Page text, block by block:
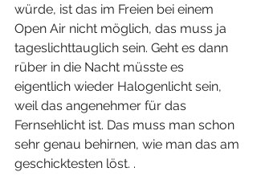
würde, ist das im Freien bei einem
Open Air nicht möglich, das muss ja
tageslichttauglich sein. Geht es dann
rüber in die Nacht müsste es
eigentlich wieder Halogenlicht sein,
weil das angenehmer für das
Fernsehlicht ist. Das muss man schon
sehr genau behirnen, wie man das am
geschicktesten löst. .